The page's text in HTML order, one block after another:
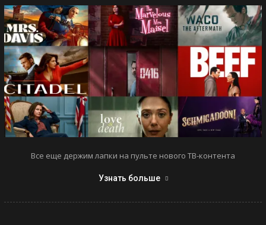
Все еще держим лапки на пульте нового ТВ-контента
Узнать больше